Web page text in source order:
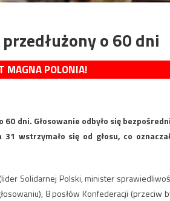
o 60 dni
MAGNA POLONIA!
dni. Głosowanie odbyło się
wstrzymało się od głosu, co
Solidarnej Polski, minister
8 posłów Konfederacji (przeciw